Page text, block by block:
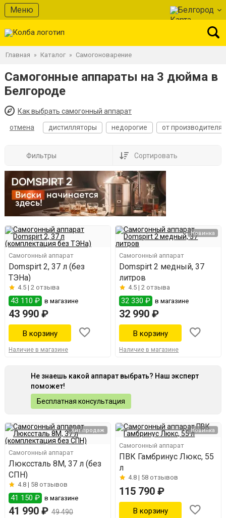
Меню Белгород
Главная » Каталог » Самогоноварение
Самогонные аппараты на 3 дюйма в
Белгороде
Как выбрать самогонный аппарат
отмена
дистилляторы недорогие от производителя
Фильтры Сортировать
Самогонный аппарат
Domspirt 2, 37 л (без
ТЭНа)
4.5 | 2 отзыва
43 110 ₽ в магазине
43 990 ₽
Наличие в магазине
Новинка
Самогонный аппарат
Domspirt 2 медный, 37
литров
4.5 |2 отзыва
32 330 ₽ в магазине
32 990 ₽
Наличие в магазине
Не знаешь какой аппарат выбрать? Наш эксперт
поможет!
Бесплатная консультация
Хит продаж
Самогонный аппарат
Люкссталь 8М, 37 л (без
СПН)
4.8 | 58 отзывов
41 150 ₽ в магазине
41 990 ₽ 49 490
Новинка
Самогонный аппарат
ПВК Гамбринус Люкс, 55
л
4.8 | 58 отзывов
115 790 ₽